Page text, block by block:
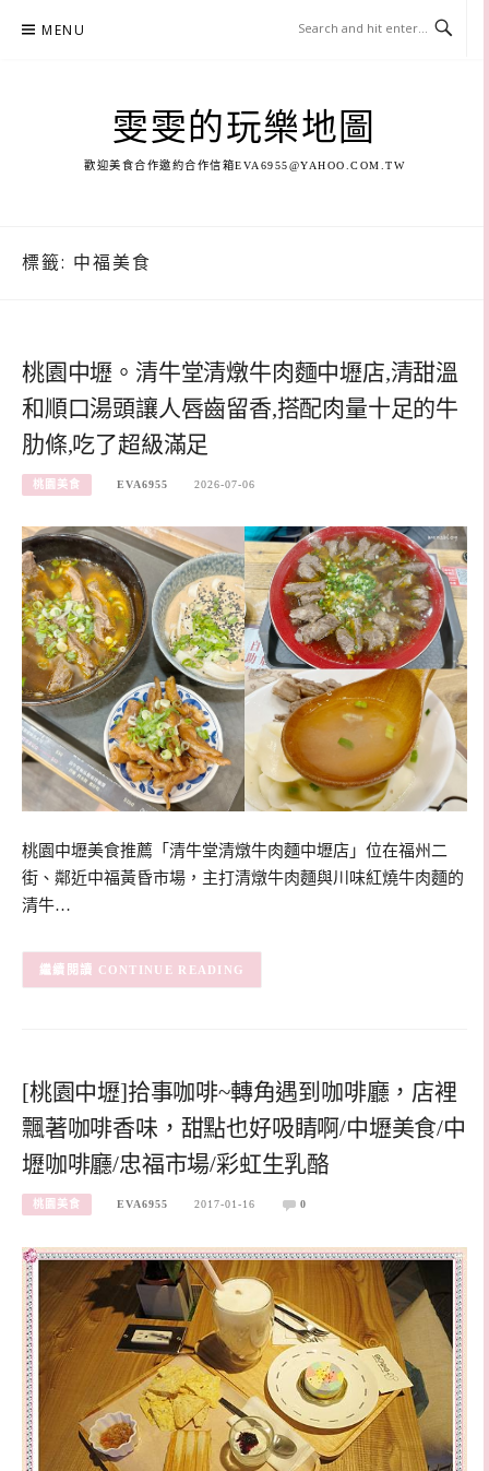
MENU
雯雯的玩樂地圖
歡迎美食合作邀約合作信箱EVA6955@YAHOO.COM.TW
標籤: 中福美食
桃園中壢。清牛堂清燉牛肉麵中壢店,清甜溫
和順口湯頭讓人唇齒留香,搭配肉量十足的牛
肋條,吃了超級滿足
桃園美食 EVA6955 2026-07-06
桃園中壢美食推薦「清牛堂清燉牛肉麵中壢店」位在福州二
街、鄰近中福黃昏市場，主打清燉牛肉麵與川味紅燒牛肉麵的
清牛…
CONTINUE READING
[桃園中壢]拾事咖啡~轉角遇到咖啡廳，店裡
飄著咖啡香味，甜點也好吸睛啊/中壢美食/中
壢咖啡廳/忠福市場/彩虹生乳酪
桃園美食 EVA6955 2017-01-16 0